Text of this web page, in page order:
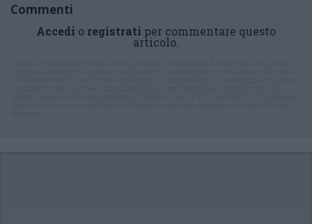
Commenti
Accedi o registrati per commentare questo
articolo.